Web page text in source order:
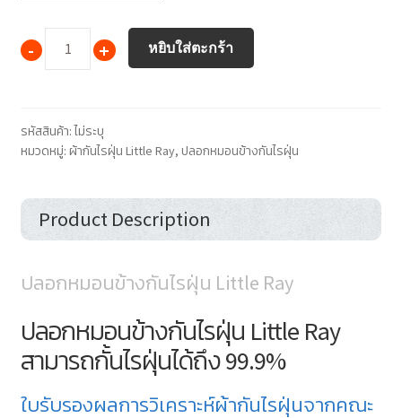
หยิบใส่ตะกร้า
รหัสสินค้า:ไม่ระบุ
หมวดหมู่: ผ้ากันไรฝุ่น Little Ray, ปลอกหมอนข้างกันไรฝุ่น
Product Description
ปลอกหมอนข้างกันไรฝุ่น Little Ray
ปลอกหมอนข้างกันไรฝุ่น Little Ray
สามารถกั้นไรฝุ่นได้ถึง 99.9%
ใบรับรองผลการวิเคราะห์ผ้ากันไรฝุ่นจากคณะ